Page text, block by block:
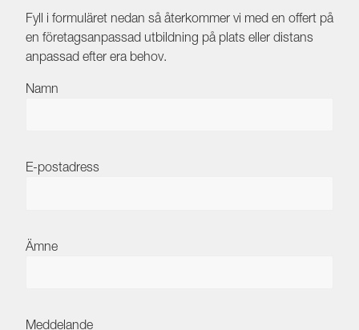
Fyll i formuläret nedan så återkommer vi med en offert på
en företagsanpassad utbildning på plats eller distans
anpassad efter era behov.
Namn
E-postadress
Ämne
Meddelande